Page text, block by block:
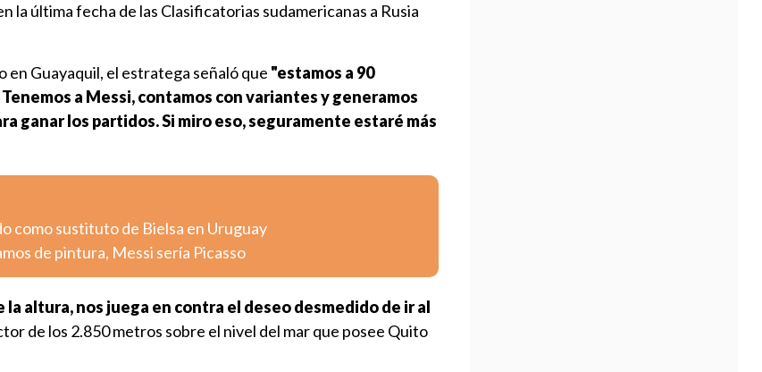
la última fecha de las Clasificatorias sudamericanas a Rusia
Guayaquil, el estratega señaló que "estamos a 90
a Messi, contamos con variantes y generamos
ganar los partidos. Si miro eso, seguramente estaré más
como sustituto de Bielsa en Uruguay
de pintura, Messi sería Picasso
la altura, nos juega en contra el deseo desmedido de ir al
de los 2.850 metros sobre el nivel del mar que posee Quito